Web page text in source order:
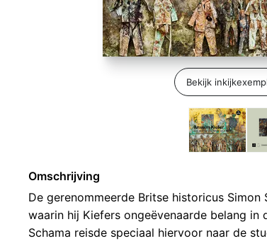
Bekijk
Omschrijving
De gerenommeerde Britse historicus
waarin hij Kiefers ongeëvenaarde belang in
Schama reisde speciaal hiervoor naar de